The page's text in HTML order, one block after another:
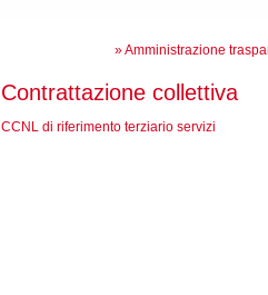
»Amministrazione
Contrattazione collettiva
CCNL di riferimento terziario servizi